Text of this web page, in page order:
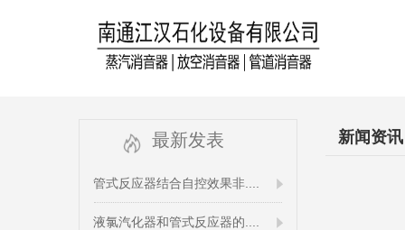
最新发表
管式反应器结合自控效果非....
液氯汽化器和管式反应器的....
新闻资讯